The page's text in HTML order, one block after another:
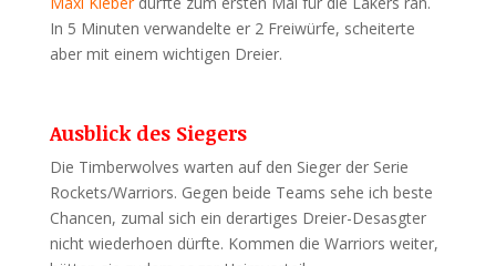
In 5 Minuten verwandelte er 2 Freiwürfe, scheiterte
aber mit einem wichtigen Dreier.
Ausblick des Siegers
Die Timberwolves warten auf den Sieger der Serie
Rockets/Warriors. Gegen beide Teams sehe ich beste
Chancen, zumal sich ein derartiges Dreier-Desasgter
nicht wiederhoen dürfte. Kommen die Warriors weiter,